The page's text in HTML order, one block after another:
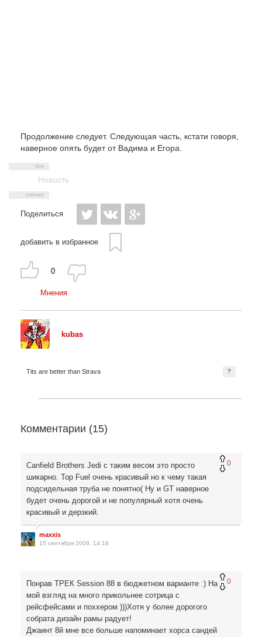
Продолжение следует. Следующая часть, кстати говоря,
наверное опять будет от Вадима и Егора.
Новость
Поделиться
добавить в избранное
0
Мнения
kubas
?
Tits are better than Strava
Комментарии (15)
0
Canfield Brothers Jedi с таким весом это просто
шикарно. Top Fuel очень красивый но к чему такая
подсидельная труба не понятно( Ну и GT наверное
будет очень дорогой и не популярный хотя очень
красивый и дерзкий.
maxxis
15 сентября 2009, 14:16
0
Понрав ТРЕК Session 88 в бюджетном варианте :) На
мой взгляд на много прикольнее сотрица с
рейсфейсами и поххером )))Хотя у более дорогого
собрата дизайн рамы радует!
Джаинт 8й мне все больше напоминает хорса сандей